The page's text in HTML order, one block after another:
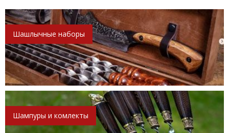
Шашлычные наборы
Шампуры и комлекты